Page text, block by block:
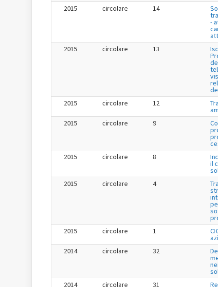
2015
circolare 14
-
2015
circolare 13
2015
circolare 12
2015
circolare 9
2015
circolare 8
il
2015
circolare 4
2015
circolare 1
2014
circolare 32
2014
circolare 31